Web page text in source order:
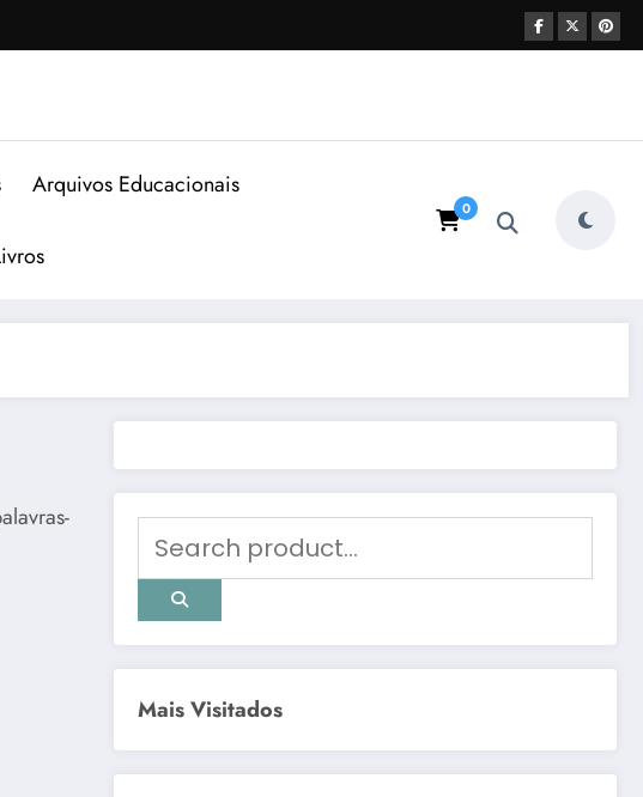
Arquivos Educacionais
0
Mais Visitados